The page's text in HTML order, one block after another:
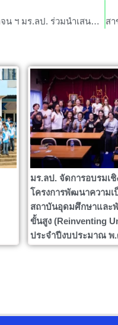
โครงการวิจัยการขจัดความยากจน ฯ มร.ลป. ร่วมนำเสนอกิจกรรมการวิ่งภายใต้โครงการแก้จนจักรวาลไผ่
มร.ลป. จัดการอบรมเ
โครงการพัฒนาความเ
สถาบันอุดมศึกษาและ
ขั้นสูง (Reinventing
ประจำปีงบประมาณ พ.